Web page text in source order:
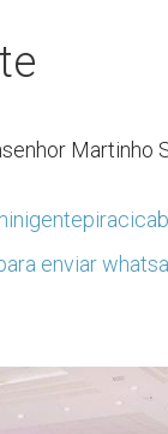
Martinho
enviar